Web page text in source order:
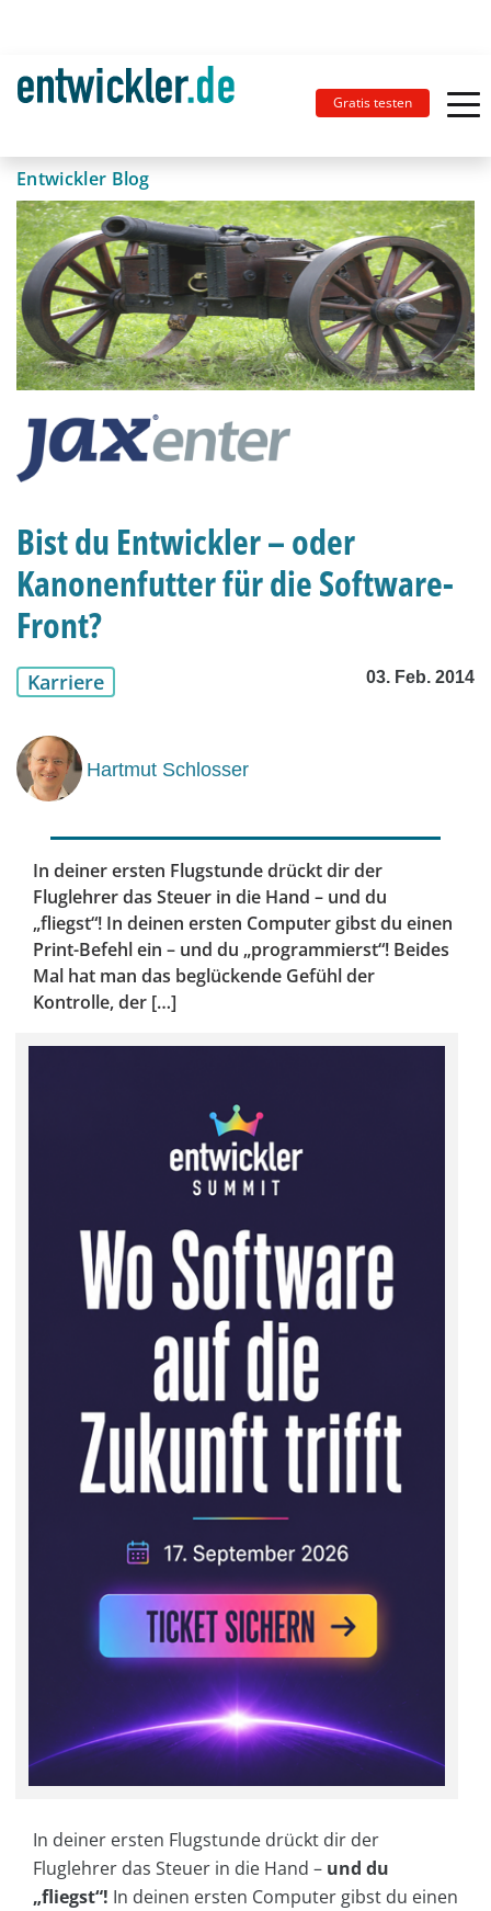
Gratis testen
Entwickler Blog
Bist du Entwickler – oder
Kanonenfutter für die Software-
Front?
Karriere 03. Feb. 2014
Hartmut Schlosser
In deiner ersten Flugstunde drückt dir der
Fluglehrer das Steuer in die Hand – und du
„fliegst“! In deinen ersten Computer gibst du einen
Print-Befehl ein – und du „programmierst“! Beides
Mal hat man das beglückende Gefühl der
Kontrolle, der […]
In deiner ersten Flugstunde drückt dir der
Fluglehrer das Steuer in die Hand – und du
„fliegst“! In deinen ersten Computer gibst du einen